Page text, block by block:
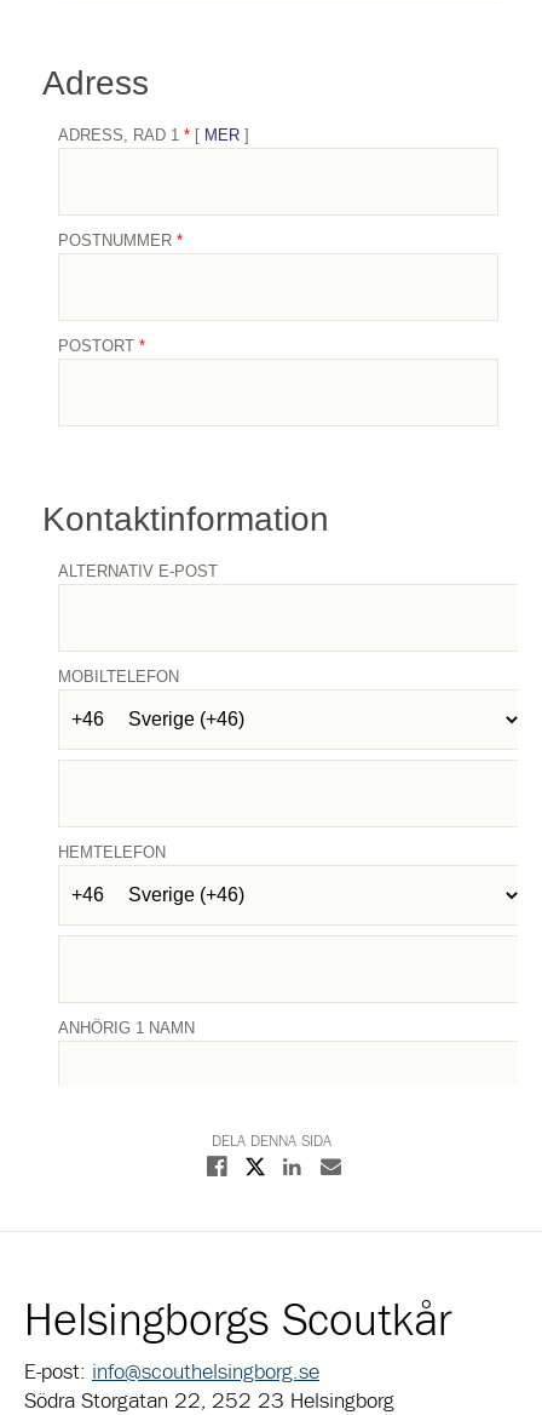
DELA DENNA SIDA
Dela på Facebook
Dela på XDela på Linkedin
Dela med E-post
Helsingborgs Scoutkår
E-post: info@scouthelsingborg.se
Södra Storgatan 22, 252 23 Helsingborg